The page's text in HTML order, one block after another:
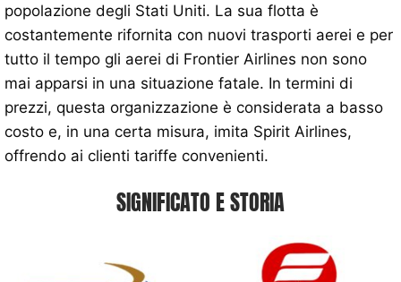
popolazione degli Stati Uniti. La sua flotta è
costantemente rifornita con nuovi trasporti aerei e per
tutto il tempo gli aerei di Frontier Airlines non sono
mai apparsi in una situazione fatale. In termini di
prezzi, questa organizzazione è considerata a basso
costo e, in una certa misura, imita Spirit Airlines,
offrendo ai clienti tariffe convenienti.
SIGNIFICATO E STORIA